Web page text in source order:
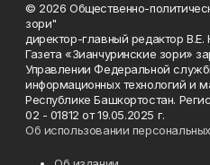
© 2026 Общественно-
зори"
директор-главный редактор В.Е.
Газета «Зианчуринские зори»
Управлении Федеральной
информационных технологий и
Республике Башкортостан.
02 - 01812 от 19.05.2025 г.
Об использовании